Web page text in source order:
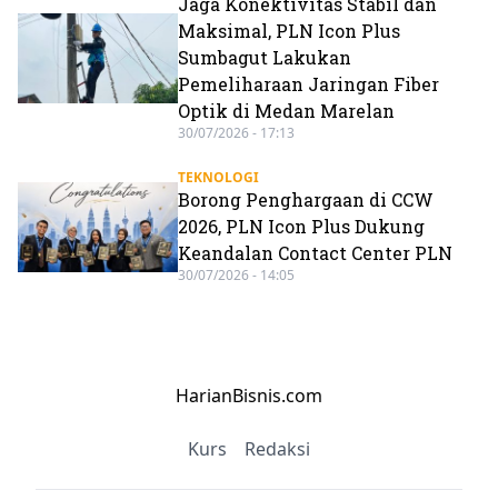
Maksimal, PLN Icon Plus
Sumbagut Lakukan
Pemeliharaan Jaringan Fiber
Optik di Medan Marelan
30/07/2026 - 17:13
TEKNOLOGI
Borong Penghargaan di CCW
2026, PLN Icon Plus Dukung
Keandalan Contact Center PLN
30/07/2026 - 14:05
HarianBisnis.com
Kurs Redaksi